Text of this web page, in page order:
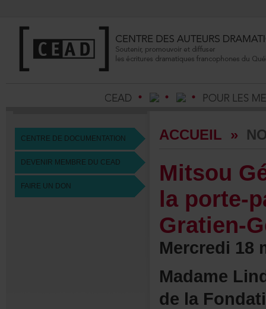
CENTREDEDOCUMENTATION
DEVENIRMEMBREDUCEAD
FAIREUNDON
ACCUEIL »
laporte-
Gratien-